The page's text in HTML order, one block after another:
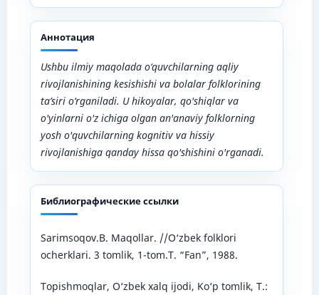
Аннотация
Ushbu ilmiy maqolada o‘quvchilarning aqliy
rivojlanishining kesishishi va bolalar folklorining
ta’siri o‘rganiladi. U hikoyalar, qo'shiqlar va
o'yinlarni o'z ichiga olgan an'anaviy folklorning
yosh o'quvchilarning kognitiv va hissiy
rivojlanishiga qanday hissa qo'shishini o'rganadi.
Библиографические ссылки
Sarimsoqov.B. Maqollar. //O‘zbek folklori
ocherklari. 3 tomlik, 1-tom.T. “Fan”, 1988.
Topishmoqlar, O‘zbek xalq ijodi, Ko‘p tomlik, T.: